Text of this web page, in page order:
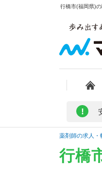
行橋市(福岡県)
!
薬剤師の求人・
行橋